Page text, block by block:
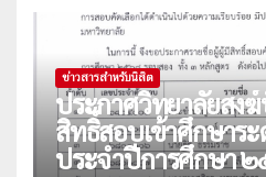
ข่าวสารสำหรับนิสิต
ประกาศวิทยาลัยสง
สิทธิ์สอบเข้าศึกษาร
ประจำปีการศึกษา